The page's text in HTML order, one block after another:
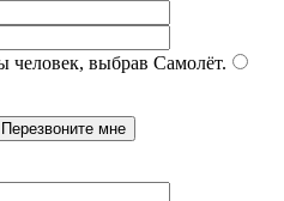
человек, выбрав Самолёт.